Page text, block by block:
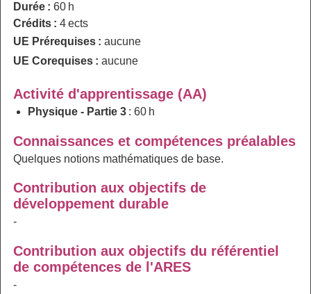
Durée : 60 h
Crédits : 4 ects
UE Prérequises : aucune
UE Corequises : aucune
Activité d'apprentissage (AA)
Physique - Partie 3 : 60 h
Connaissances et compétences préalables
Quelques notions mathématiques de base.
Contribution aux objectifs de
développement durable
-
Contribution aux objectifs du référentiel
de compétences de l'ARES
-